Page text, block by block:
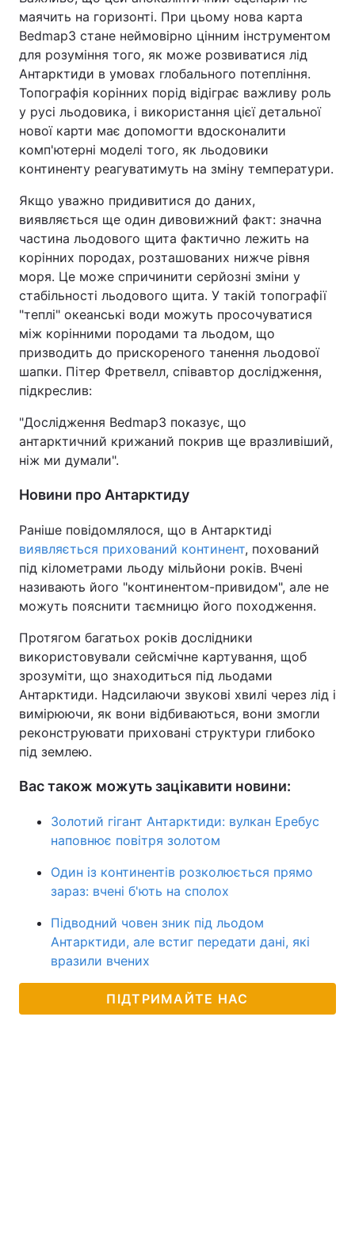
маячить на горизонті. При цьому нова карта
Bedmap3 стане неймовірно цінним інструментом
для розуміння того, як може розвиватися лід
Антарктиди в умовах глобального потепління.
Топографія корінних порід відіграє важливу роль
у русі льодовика, і використання цієї детальної
нової карти має допомогти вдосконалити
комп'ютерні моделі того, як льодовики
континенту реагуватимуть на зміну температури.
Якщо уважно придивитися до даних,
виявляється ще один дивовижний факт: значна
частина льодового щита фактично лежить на
корінних породах, розташованих нижче рівня
моря. Це може спричинити серйозні зміни у
стабільності льодового щита. У такій топографії
"теплі" океанські води можуть просочуватися
між корінними породами та льодом, що
призводить до прискореного танення льодової
шапки. Пітер Фретвелл, співавтор дослідження,
підкреслив:
"Дослідження Bedmap3 показує, що
антарктичний крижаний покрив ще вразливіший,
ніж ми думали".
Новини про Антарктиду
Раніше повідомлялося, що в Антарктиді
виявляється прихований континент, похований
під кілометрами льоду мільйони років. Вчені
називають його "континентом-привидом", але не
можуть пояснити таємницю його походження.
Протягом багатьох років дослідники
використовували сейсмічне картування, щоб
зрозуміти, що знаходиться під льодами
Антарктиди. Надсилаючи звукові хвилі через лід і
вимірюючи, як вони відбиваються, вони змогли
реконструювати приховані структури глибоко
під землею.
Вас також можуть зацікавити новини:
Золотий гігант Антарктиди: вулкан Еребус
наповнює повітря золотом
Один із континентів розколюється прямо
зараз: вчені б'ють на сполох
Підводний човен зник під льодом
Антарктиди, але встиг передати дані, які
вразили вчених
ПІДТРИМАЙТЕ НАС